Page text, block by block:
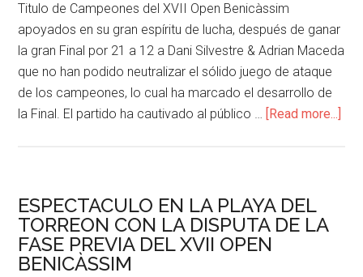
Titulo de Campeones del XVII Open Benicàssim
apoyados en su gran espíritu de lucha, después de ganar
la gran Final por 21 a 12 a Dani Silvestre & Adrian Maceda
que no han podido neutralizar el sólido juego de ataque
de los campeones, lo cual ha marcado el desarrollo de
la Final. El partido ha cautivado al público … [Read more...]
ESPECTACULO EN LA PLAYA DEL
TORREON CON LA DISPUTA DE LA
FASE PREVIA DEL XVII OPEN
BENICÀSSIM